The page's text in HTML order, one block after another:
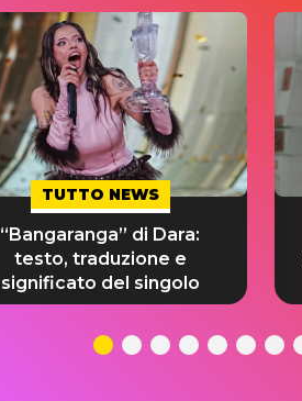
TUTTO NEWS
“Bangaranga” di Dara:
testo, traduzione e
significato del singolo